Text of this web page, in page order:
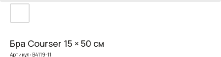
Бра Courser 15 × 50 см
Артикул: B4119-11